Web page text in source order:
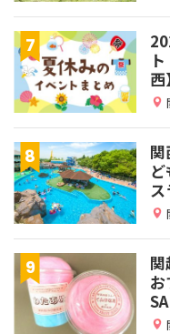
西】